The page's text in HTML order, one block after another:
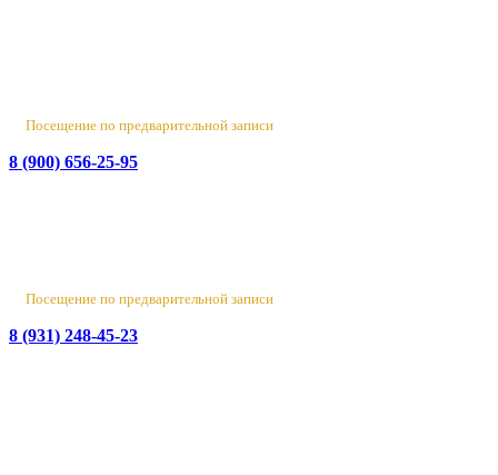
Посещение по предварительной записи
8 (900) 656-25-95
Посещение по предварительной записи
8 (931) 248-45-23